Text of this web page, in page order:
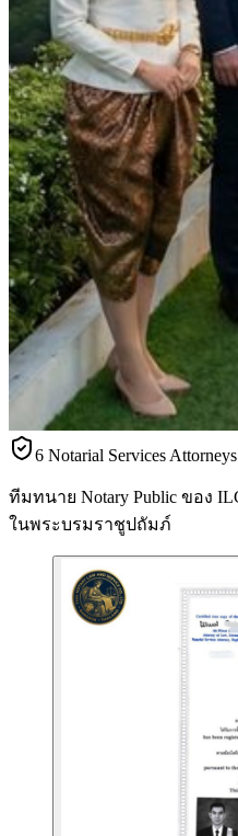
6 Notarial Services Attorneys
ทีมทนาย Notary Public ของ
ในพระบรมราชูปถัมภ์